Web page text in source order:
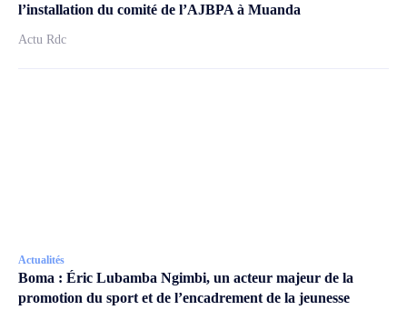
l’installation du comité de l’AJBPA à Muanda
Actu Rdc
Actualités
Boma : Éric Lubamba Ngimbi, un acteur majeur de la
promotion du sport et de l’encadrement de la jeunesse